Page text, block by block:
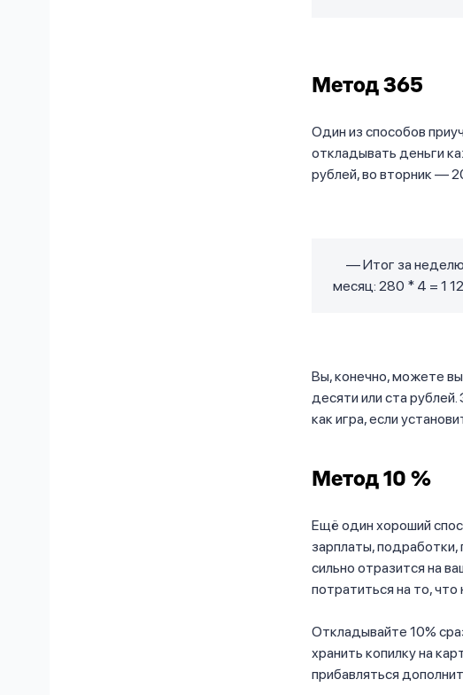
Метод 365
Один из способов
откладывать деньги
рублей, во вторник —
⠀ — Итог за
месяц: 280 * 4 = 1
Вы, конечно, можете
десяти или ста
как игра, если
Метод 10 %
Ещё один хороший
зарплаты,
сильно отразится на
потратиться на то, что
Откладывайте 10%
хранить копилку на
прибавляться